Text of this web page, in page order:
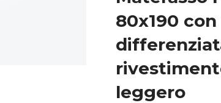
80x190
leggero